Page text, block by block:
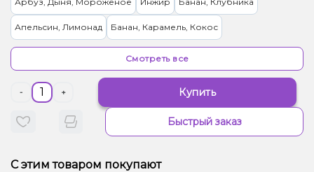
Апельсин, Лимонад Банан, Карамель, Кокос
Гранат, Лимонад, Малина Конфеты, Ягоды Марула, Папайя
Ананас, Манго, Маракуйя, Печенье
Бузина, Лайм Ваниль, Кола Жвачка (фруктовая)
Смотреть все
- + Купить
Быстрый заказ
С этим товаром покупают